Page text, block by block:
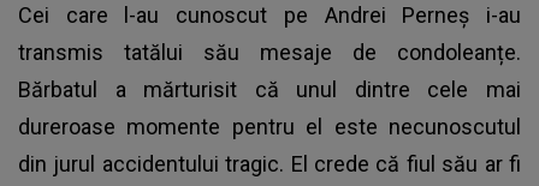
Cei care l-au cunoscut pe Andrei Perneș i-au
transmis tatălui său mesaje de condoleanțe.
Bărbatul a mărturisit că unul dintre cele mai
dureroase momente pentru el este necunoscutul
din jurul accidentului tragic. El crede că fiul său ar fi